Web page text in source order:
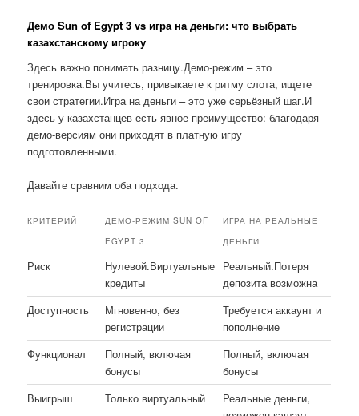
Демо Sun of Egypt 3 vs игра на деньги: что выбрать
казахстанскому игроку
Здесь важно понимать разницу.Демо-режим – это
тренировка.Вы учитесь, привыкаете к ритму слота, ищете
свои стратегии.Игра на деньги – это уже серьёзный шаг.И
здесь у казахстанцев есть явное преимущество: благодаря
демо-версиям они приходят в платную игру
подготовленными.
Давайте сравним оба подхода.
КРИТЕРИЙ
ДЕМО-РЕЖИМ SUN OF
EGYPT 3
ИГРА НА РЕАЛЬНЫЕ
ДЕНЬГИ
Риск
Нулевой.Виртуальные
кредиты
Реальный.Потеря
депозита возможна
Доступность
Мгновенно, без
регистрации
Требуется аккаунт и
пополнение
Функционал
Полный, включая
бонусы
Полный, включая
бонусы
Выигрыш
Только виртуальный
Реальные деньги,